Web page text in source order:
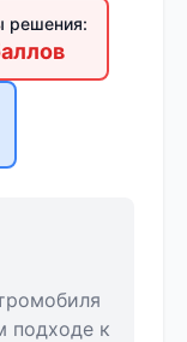
решения:
подходе к